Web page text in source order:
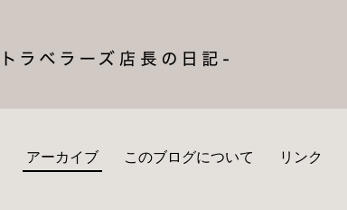
アーカイブ このブログについて リンク